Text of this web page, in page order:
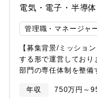
を直接経営に届けられ
備・発電所・欧州鉄
境下でも長く使い続
顧客から高い信頼を
や仕様カスタマイズな
電気・電子・半導
管理職・マネージャ
【募集背景/ミッショ
する形で運営しており
部門の専任体制を整備
活躍いただくことを
年収 750万円～